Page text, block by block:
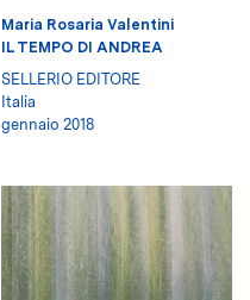
Maria Rosaria Valentini
IL TEMPO DI ANDREA
SELLERIO EDITORE
Italia
gennaio 2018